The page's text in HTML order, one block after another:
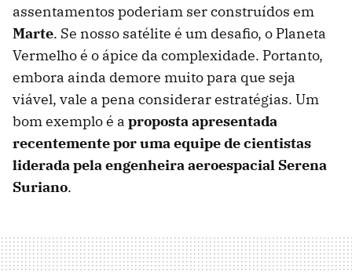
assentamentos poderiam ser construídos em
Marte. Se nosso satélite é um desafio, o Planeta
Vermelho é o ápice da complexidade. Portanto,
embora ainda demore muito para que seja
viável, vale a pena considerar estratégias. Um
bom exemplo é a proposta apresentada
recentemente por uma equipe de cientistas
liderada pela engenheira aeroespacial Serena
Suriano.